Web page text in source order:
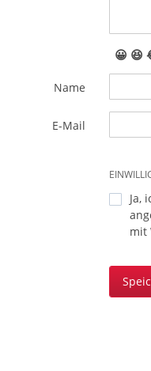
😀 😆
Name
E-Mail
Ja,
mit